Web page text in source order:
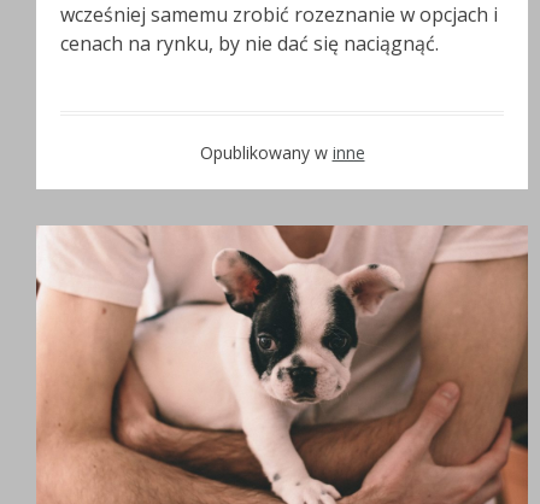
wcześniej samemu zrobić rozeznanie w opcjach i
cenach na rynku, by nie dać się naciągnąć.
Opublikowany w inne